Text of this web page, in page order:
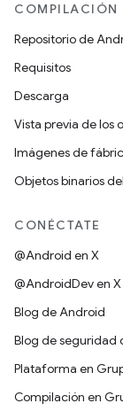
COMPILACIÓN
Repositorio de
Requisitos
Descarga
Vista previa de los
Imágenes de
Objetos binarios
CONÉCTATE
@Android en X
@AndroidDev en X
Blog de Android
Blog de seguridad
Plataforma en
Compilación en